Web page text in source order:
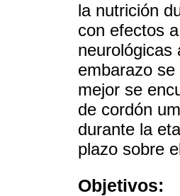
la nutrición
con efectos
neurológicas
embarazo
mejor se
de cordón
durante la
plazo sobre
Objetivos: